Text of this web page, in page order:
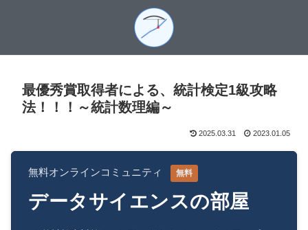
最優秀賞取得者による、統計検定1級攻略
法！！！～統計数理編～
2025.03.31 2023.01.05
無料オンラインコミュニティ 無料
データサイエンスの部屋